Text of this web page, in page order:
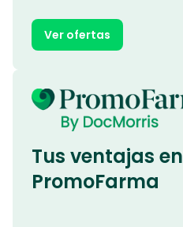
Ver ofertas
Tus ventajas en
PromoFarma